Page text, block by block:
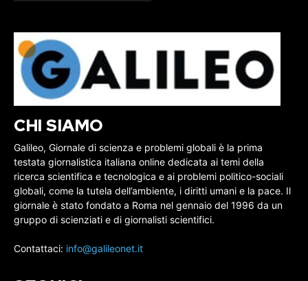
CHI SIAMO
Galileo, Giornale di scienza e problemi globali è la prima
testata giornalistica italiana online dedicata ai temi della
ricerca scientifica e tecnologica e ai problemi politico-sociali
globali, come la tutela dell’ambiente, i diritti umani e la pace. Il
giornale è stato fondato a Roma nel gennaio del 1996 da un
gruppo di scienziati e di giornalisti scientifici.
Contattaci: info@galileonet.it